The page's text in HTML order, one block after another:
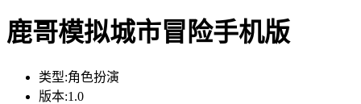
鹿哥模拟城市冒险手机版
类型:角色扮演
版本:1.0